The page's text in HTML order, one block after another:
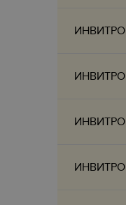
ИНВИТРО
ИНВИТРО
ИНВИТРО
ИНВИТРО